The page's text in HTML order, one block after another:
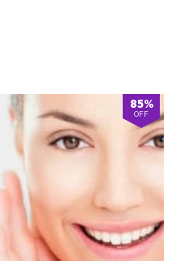
85%
OFF